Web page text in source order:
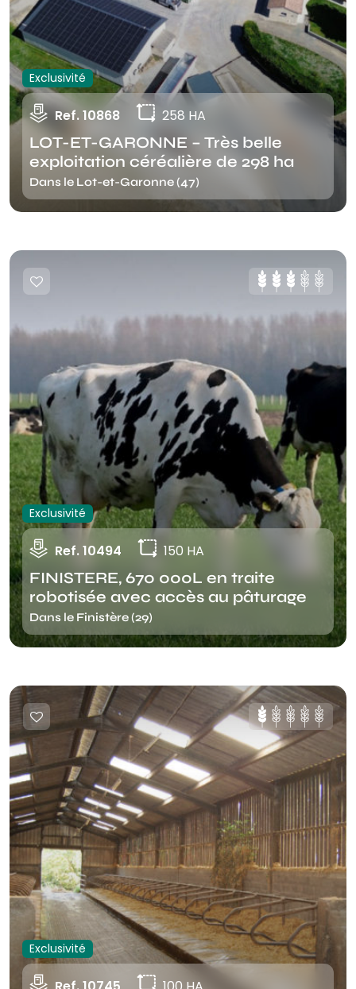
Exclusivité
Ref. 10868 258 HA
LOT-ET-GARONNE – Très belle
exploitation céréalière de 298 ha
Dans le Lot-et-Garonne (47)
Exclusivité
Ref. 10494 150 HA
FINISTERE, 670 000L en traite
robotisée avec accès au pâturage
Dans le Finistère (29)
Exclusivité